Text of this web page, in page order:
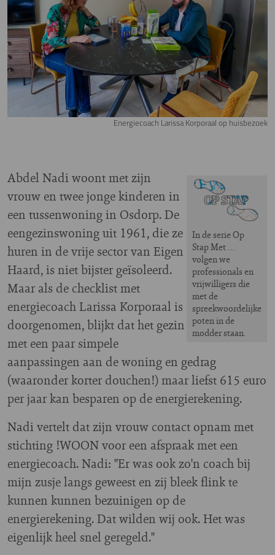
Energiecoach Larissa Korporaal op huisbezoek
Image
In de serie Op
Stap Met …
volgen we
professionals en
vrijwilligers die
met de
spreekwoordelijke
poten in de
modder staan.
Abdel Nadi woont met zijn
vrouw en twee jonge kinderen in
een tussenwoning in Osdorp. De
eengezinswoning uit 1961, die ze
huren in de vrije sector van Eigen
Haard, is niet bijster geïsoleerd.
Maar als de checklist met
energiecoach Larissa Korporaal is
doorgenomen, blijkt dat het gezin
met een paar simpele
aanpassingen aan de woning en gedrag
(waaronder korter douchen!) maar liefst 615 euro
per jaar kan besparen op de energierekening.
Nadi vertelt dat zijn vrouw contact opnam met
stichting !WOON voor een afspraak met een
energiecoach. Nadi: "Er was ook zo'n coach bij
mijn zusje langs geweest en zij bleek flink te
kunnen kunnen bezuinigen op de
energierekening. Dat wilden wij ook. Het was
eigenlijk heel snel geregeld."